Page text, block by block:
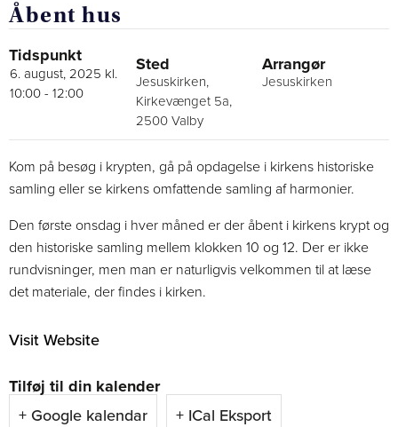
Åbent hus
Tidspunkt
6. august, 2025 kl.
10:00- 12:00
Sted
Jesuskirken,
Kirkevænget 5a,
2500 Valby
Arrangør
Jesuskirken
Kom på besøg i krypten, gå på opdagelse i kirkens historiske
samling eller se kirkens omfattende samling af harmonier.
Den første onsdag i hver måned er der åbent i kirkens krypt og
den historiske samling mellem klokken 10 og 12. Der er ikke
rundvisninger, men man er naturligvis velkommen til at læse
det materiale, der findes i kirken.
Visit Website
Tilføj til din kalender
+ Google kalendar + ICal Eksport